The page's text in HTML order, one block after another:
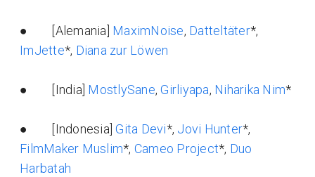
● [Alemania] MaximNoise, Datteltäter*,
ImJette*, Diana zur Löwen
● [India] MostlySane,Girliyapa, Niharika Nim*
● [Indonesia]Gita Devi*, Jovi Hunter*,
FilmMaker Muslim*, Cameo Project*, Duo
Harbatah